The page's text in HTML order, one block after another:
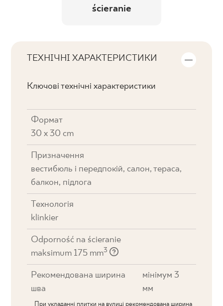
ścieranie
ТЕХНІЧНІ ХАРАКТЕРИСТИКИ
Ключові технічні характеристики
Формат
30 x 30 cm
Призначення
вестибюль і передпокій, салон, тераса,
балкон, підлога
Технологія
klinkier
Odporność na ścieranie
maksimum 175 mm3
Рекомендована ширина
шва
мінімум 3
мм
При укладанні плитки на вулиці рекомендована ширина